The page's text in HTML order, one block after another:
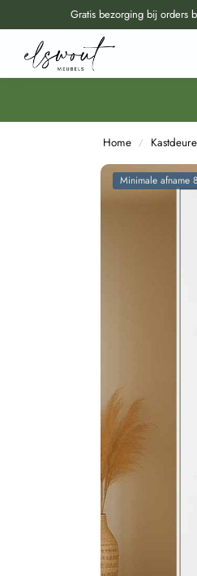
Gratis bezorging bij orders
Doorzoek al onze
Home /
Minimale afname